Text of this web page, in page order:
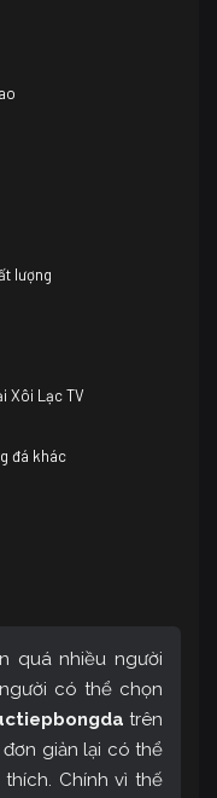
lượng
Xôi Lạc TV
đá khác
quá nhiều người
có thể chọn
trên
giản lại có thể
Chính vì thế